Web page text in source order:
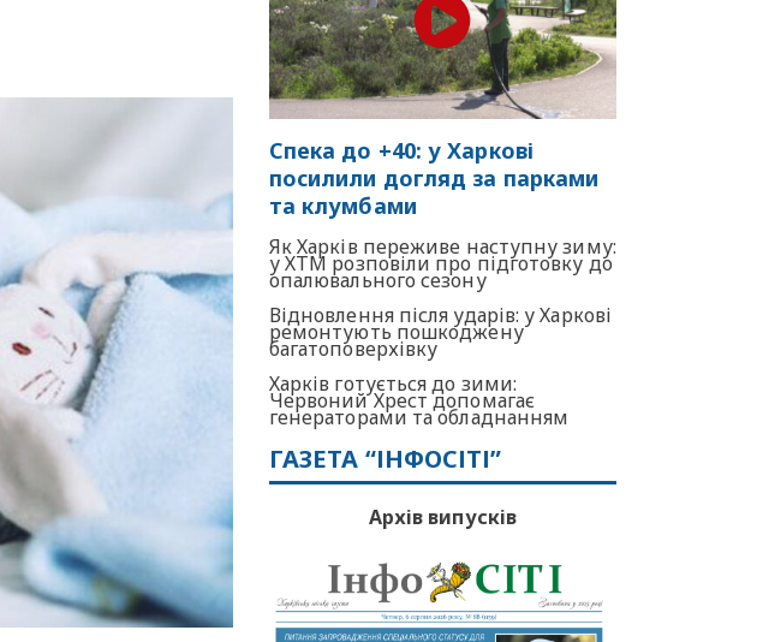
Спека до +40: у Харкові
посилили догляд за парками
та клумбами
Як Харків переживе наступну зиму:
у ХТМ розповіли про підготовку до
опалювального сезону
Відновлення після ударів: у Харкові
ремонтують пошкоджену
багатоповерхівку
Харків готується до зими:
Червоний Хрест допомагає
генераторами та обладнанням
ГАЗЕТА “ІНФОСІТІ”
Архів випусків